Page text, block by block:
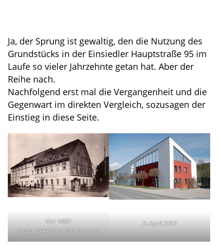
Ja, der Sprung ist gewaltig, den die Nutzung des
Grundstücks in der Einsiedler Hauptstraße 95 im
Laufe so vieler Jahrzehnte getan hat. Aber der
Reihe nach.
Nachfolgend erst mal die Vergangenheit und die
Gegenwart im direkten Vergleich, sozusagen der
Einstieg in diese Seite.
Vor 1897
(Foto: Ekkehard Mühlmann)
3. April 2011